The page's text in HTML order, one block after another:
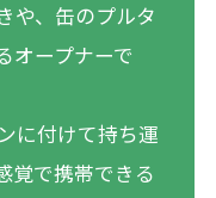
や、缶のプルタ
オープナーで
に付けて持ち運
覚で携帯できる